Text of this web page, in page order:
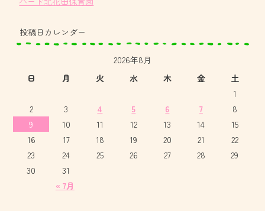
投稿日カレンダー
2026年8月
日
月 火 水 木 金 土
« 7月
1
2
3 4 5 6 7
8
9
10 11 12 13 14
15
16
17 18 19 20 21
22
23
24 25 26 27 28
29
30
31